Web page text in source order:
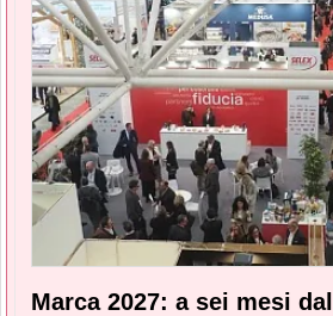
Marca 2027: a sei mesi